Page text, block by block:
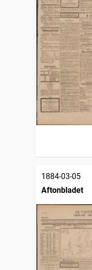
1884-03-05
Aftonbladet